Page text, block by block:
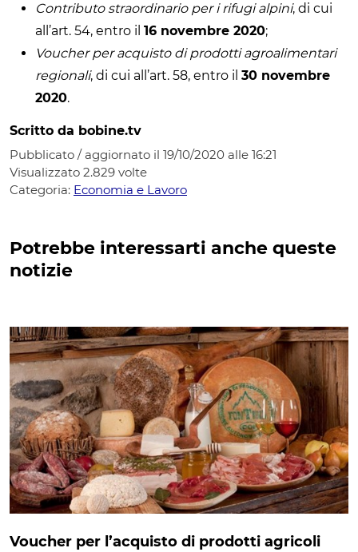
Contributo straordinario per i rifugi alpini, di cui
all’art. 54, entro il 16 novembre 2020;
Voucher per acquisto di prodotti agroalimentari
regionali, di cui all’art. 58, entro il 30 novembre
2020.
Scritto da bobine.tv
Pubblicato / aggiornato il 19/10/2020 alle 16:21
Visualizzato 2.829 volte
Categoria: Economia e Lavoro
Potrebbe interessarti anche queste
notizie
Voucher per l’acquisto di prodotti agricoli